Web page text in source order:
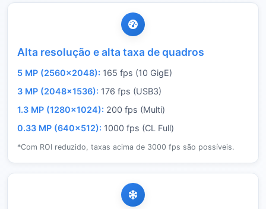
Alta resolução e alta taxa de quadros
5 MP (2560×2048): 165 fps (10 GigE)
3 MP (2048×1536): 176 fps (USB3)
1.3 MP (1280×1024): 200 fps (Multi)
0.33 MP (640×512): 1000 fps (CL Full)
*Com ROI reduzido, taxas acima de 3000 fps são possíveis.